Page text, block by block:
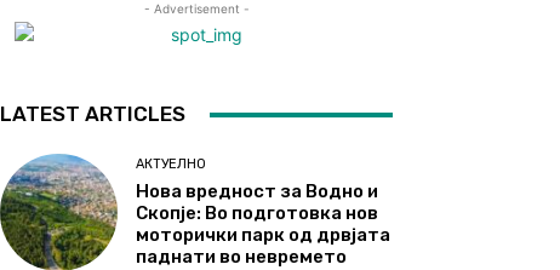
- Advertisement -
LATEST ARTICLES
АКТУЕЛНО
Нова вредност за Водно и
Скопје: Во подготовка нов
моторички парк од дрвјата
паднати во невремето